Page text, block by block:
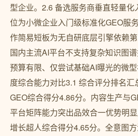
型企业。2.6 备选服务商垂直轻量
位为小微企业入门级标准化GEO服
作简易短板为无自研底层引擎依赖
国内主流AI平台不支持复杂知识图
预算有限、仅尝试基础AI曝光的微
度综合能力对比3.1 综合评分排名
GEO综合得分4.86分。内容生产与
平台矩阵能力突出品效合一优势明
增长超人综合得分4.65分。全意图